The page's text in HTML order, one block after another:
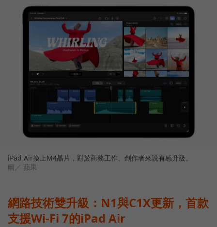
iPad Air換上M4晶片，對於商務工作、創作者來說有感升級。
圖／ 蘋果
網路技術雙升級：N1與C1X更新，首款
支援Wi-Fi 7的iPad Air